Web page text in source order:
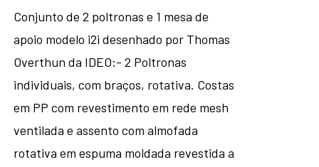
Conjunto de 2 poltronas e 1 mesa de
apoio modelo i2i desenhado por Thomas
Overthun da IDEO:- 2 Poltronas
individuais, com braços, rotativa. Costas
em PP com revestimento em rede mesh
ventilada e assento com almofada
rotativa em espuma moldada revestida a